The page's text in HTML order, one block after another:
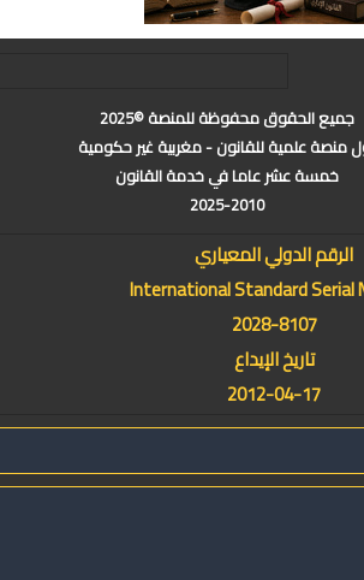
جميع الحقوق محفوظة للمنصة ©2025
منصة علمية للقانون - مغربية غير حكومية
خمسة عشر عاما في خدمة القانون
2025-2010
الرقم الدولي المعياري
International Standard Serial
2028-8107
تاريخ الإيداع
2012-04-17